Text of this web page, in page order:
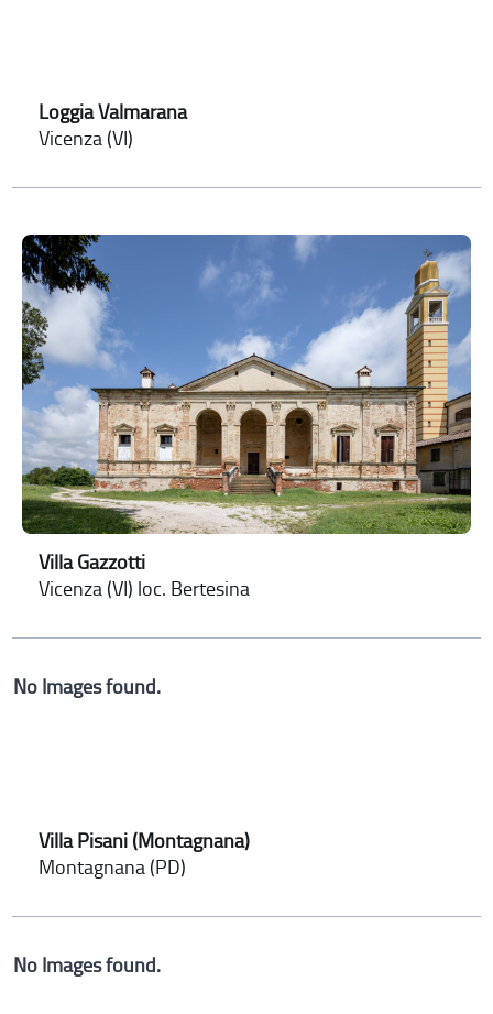
Loggia Valmarana
Vicenza (VI)
Villa Gazzotti
Vicenza (VI) loc. Bertesina
No Images found.
Villa Pisani (Montagnana)
Montagnana (PD)
No Images found.